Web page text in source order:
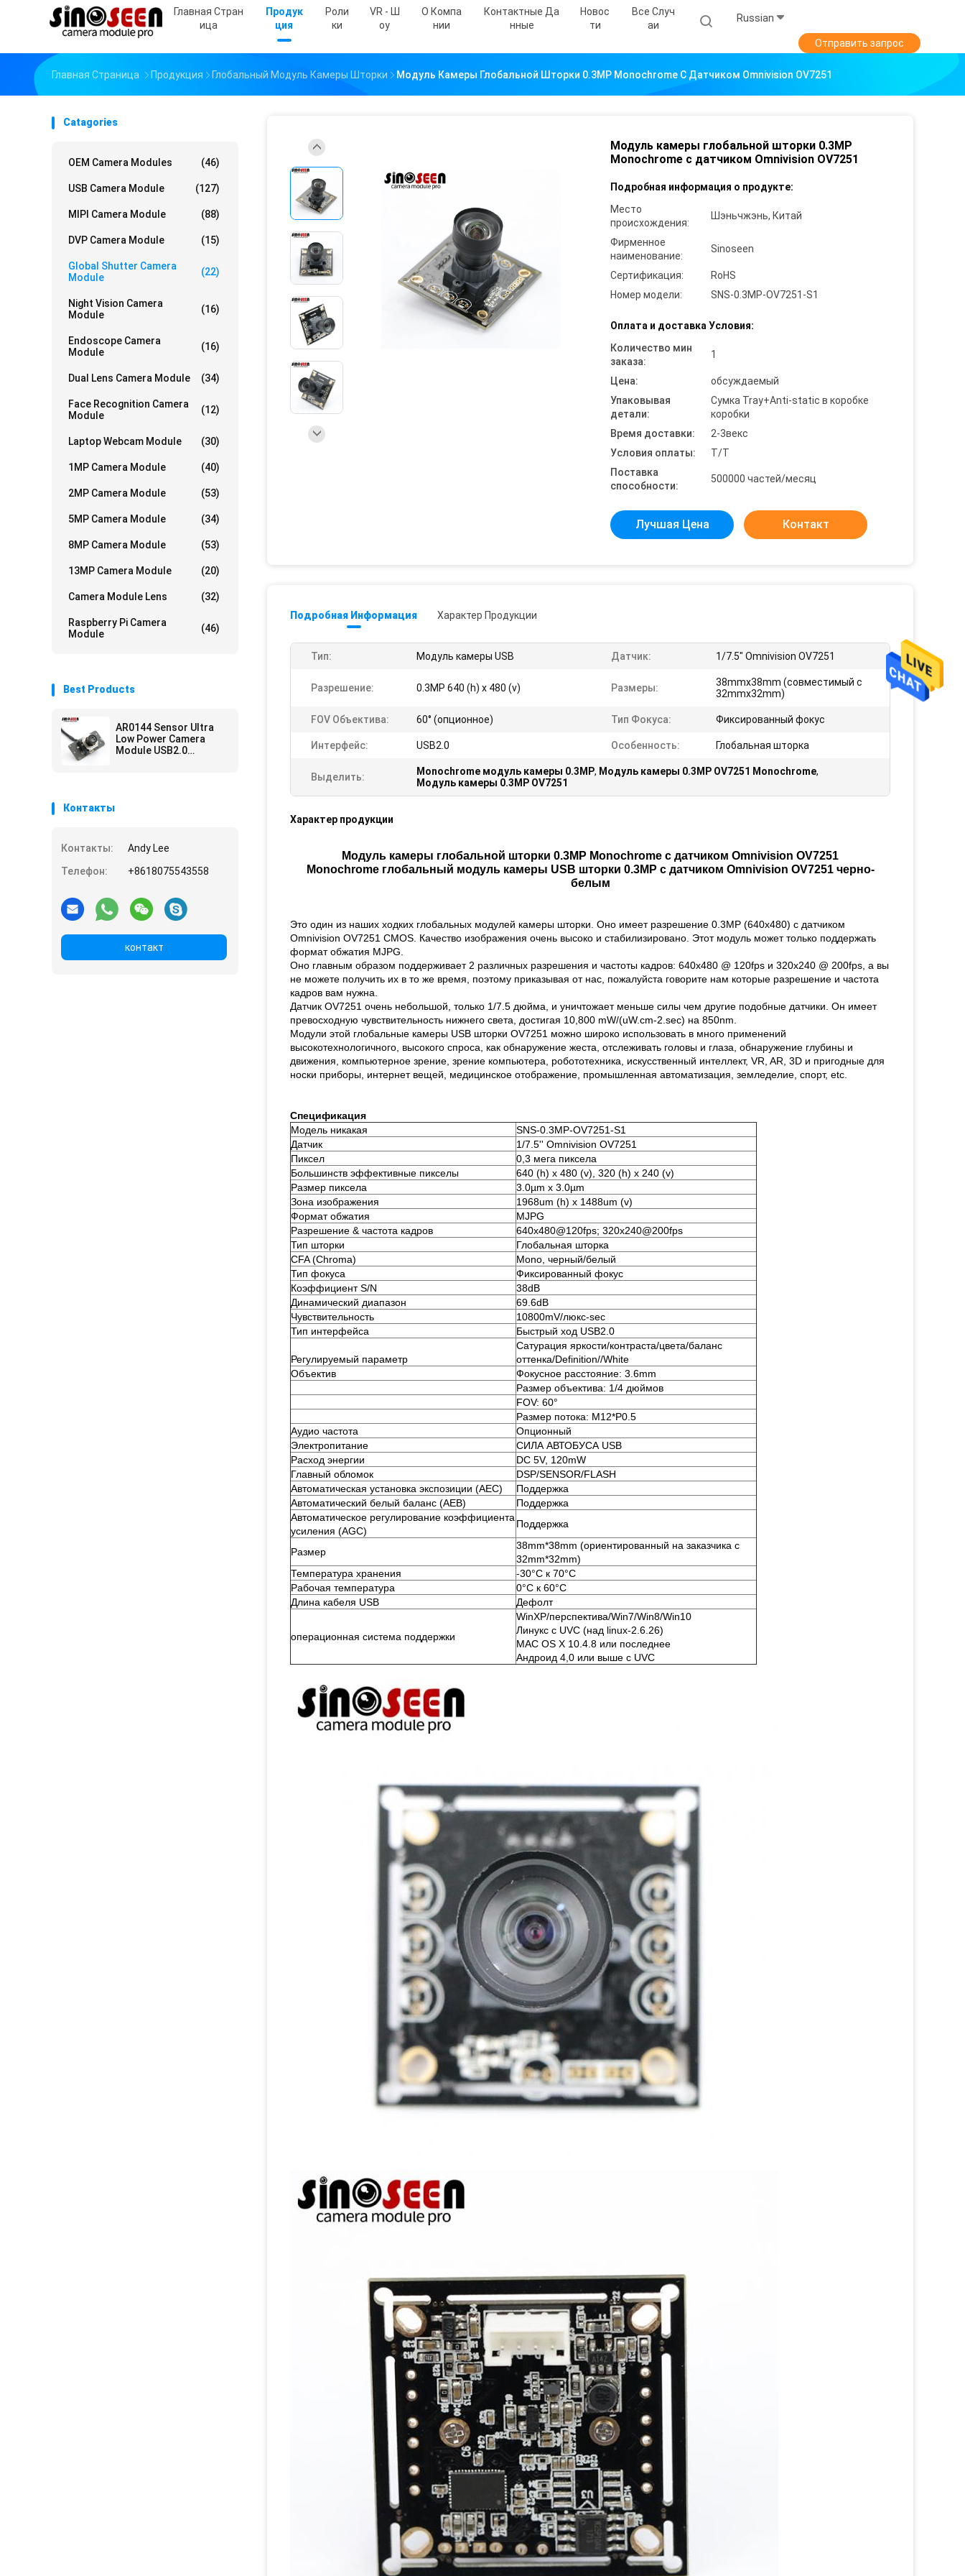
Главная Стран
Ица
Продук
Ция
Роли
Ки
VR - Ш
Оу
О Компа
Нии
Контактные Да
Нные
Новос
Ти
Все Случ
Аи
Russian
Отправить запрос
Главная Страница Продукция Глобальный Модуль Камеры Шторки Модуль Камеры Глобальной Шторки 0.3MP Monochrome С Датчиком Omnivision OV7251
Catagories
OEM Camera Modules (46)
USB Camera Module (127)
MIPI Camera Module (88)
DVP Camera Module (15)
Global Shutter Camera
Module
(22)
Night Vision Camera
Module
(16)
Endoscope Camera
Module
(16)
Dual Lens Camera Module (34)
Face Recognition Camera
Module
(12)
Laptop Webcam Module (30)
1MP Camera Module (40)
2MP Camera Module (53)
5MP Camera Module (34)
8MP Camera Module (53)
13MP Camera Module (20)
Camera Module Lens (32)
Raspberry Pi Camera
Module
(46)
Best Products
AR0144 Sensor Ultra
Low Power Camera
Module USB2.0
Контакты
Контакты:
Andy Lee
Телефон:
+8618075543558
контакт
Модуль камеры глобальной шторки 0.3MP
Monochrome с датчиком Omnivision OV7251
Подробная информация о продукте:
Место
происхождения:
Шэньчжэнь, Китай
Фирменное
наименование:
Sinoseen
Сертификация:
RoHS
Номер модели:
SNS-0.3MP-OV7251-S1
Оплата и доставка Условия:
Количество мин
заказа:
1
Цена:
обсуждаемый
Упаковывая
детали:
Сумка Tray+Anti-static в коробке
коробки
Время доставки:
2-3векс
Условия оплаты:
T/T
Поставка
способности:
500000 частей/месяц
Лучшая Цена Контакт
Подробная Информация Характер Продукции
Тип: Модуль камеры USB Датчик: 1/7.5" Omnivision OV7251
Разрешение: 0.3MP 640 (h) x 480 (v) Размеры:
38mmx38mm (совместимый с
32mmx32mm)
FOV Объектива: 60° (опционное) Тип Фокуса: Фиксированный фокус
Интерфейс: USB2.0 Особенность: Глобальная шторка
Выделить: Monochrome модуль камеры 0.3MP, Модуль камеры 0.3MP OV7251 Monochrome,
Модуль камеры 0.3MP OV7251
Характер продукции
Модуль камеры глобальной шторки 0.3MP Monochrome с датчиком Omnivision OV7251
Monochrome глобальный модуль камеры USB шторки 0.3MP с датчиком Omnivision OV7251 черно-
белым
Это один из наших ходких глобальных модулей камеры шторки. Оно имеет разрешение 0.3MP (640x480) с датчиком
Omnivision OV7251 CMOS. Качество изображения очень высоко и стабилизировано. Этот модуль может только поддержать
формат обжатия MJPG.
Оно главным образом поддерживает 2 различных разрешения и частоты кадров: 640x480 @ 120fps и 320x240 @ 200fps, а вы
не можете получить их в то же время, поэтому приказывая от нас, пожалуйста говорите нам которые разрешение и частота
кадров вам нужна.
Датчик OV7251 очень небольшой, только 1/7.5 дюйма, и уничтожает меньше силы чем другие подобные датчики. Он имеет
превосходную чувствительность нижнего света, достигая 10,800 mW/(uW.cm-2.sec) на 850nm.
Модули этой глобальные камеры USB шторки OV7251 можно широко использовать в много применений
высокотехнологичного, высокого спроса, как обнаружение жеста, отслеживать головы и глаза, обнаружение глубины и
движения, компьютерное зрение, зрение компьютера, робототехника, искусственный интеллект, VR, AR, 3D и пригодные для
носки приборы, интернет вещей, медицинское отображение, промышленная автоматизация, земледелие, спорт, etc.
Спецификация
Модель никакая
SNS-0.3MP-OV7251-S1
Датчик
1/7.5'' Omnivision OV7251
Пиксел
0,3 мега пиксела
Большинств эффективные пикселы
640 (h) x 480 (v), 320 (h) x 240 (v)
Размер пиксела
3.0µm x 3.0µm
Зона изображения
1968um (h) x 1488um (v)
Формат обжатия
MJPG
Разрешение & частота кадров
640x480@120fps; 320x240@200fps
Тип шторки
Глобальная шторка
CFA (Chroma)
Mono, черный/белый
Тип фокуса
Фиксированный фокус
Коэффициент S/N
38dB
Динамический диапазон
69.6dB
Чувствительность
10800mV/люкс-sec
Тип интерфейса
Быстрый ход USB2.0
Регулируемый параметр
Сатурация яркости/контраста/цвета/баланс
оттенка/Definition//White
Объектив
Фокусное расстояние: 3.6mm
Размер объектива: 1/4 дюймов
FOV: 60°
Размер потока: M12*P0.5
Аудио частота
Опционный
Электропитание
СИЛА АВТОБУСА USB
Расход энергии
DC 5V, 120mW
Главный обломок
DSP/SENSOR/FLASH
Автоматическая установка экспозиции (AEC)
Поддержка
Автоматический белый баланс (AEB)
Поддержка
Автоматическое регулирование коэффициента
усиления (AGC)
Поддержка
Размер
38mm*38mm (ориентированный на заказчика с
32mm*32mm)
Температура хранения
-30°C к 70°C
Рабочая температура
0°C к 60°C
Длина кабеля USB
Дефолт
операционная система поддержки
WinXP/перспектива/Win7/Win8/Win10
Линукс с UVC (над linux-2.6.26)
MAC OS X 10.4.8 или последнее
Андроид 4,0 или выше с UVC